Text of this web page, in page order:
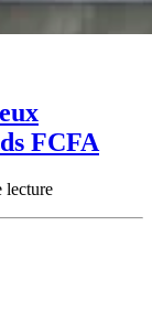
FCFA
lecture